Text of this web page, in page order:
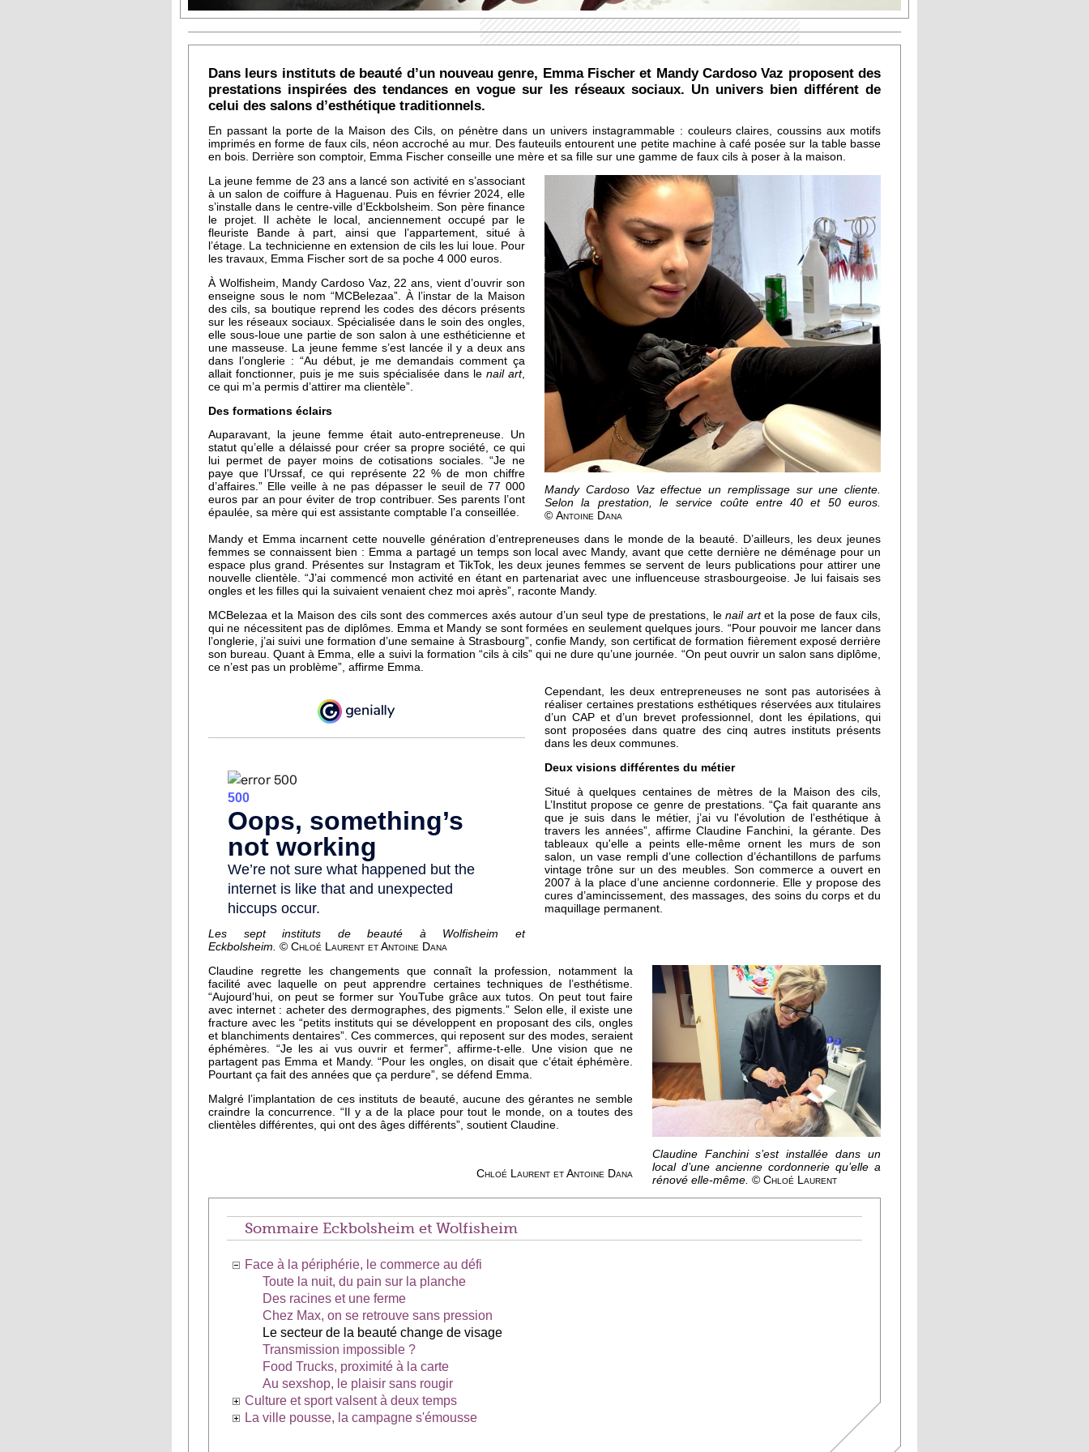
Dans leurs instituts de beauté d’un nouveau genre, Emma Fischer et Mandy Cardoso Vaz proposent des
prestations inspirées des tendances en vogue sur les réseaux sociaux. Un univers bien différent de
celui des salons d’esthétique traditionnels.
En passant la porte de la Maison des Cils, on pénètre dans un univers instagrammable : couleurs claires, coussins aux motifs
imprimés en forme de faux cils, néon accroché au mur. Des fauteuils entourent une petite machine à café posée sur la table basse
en bois. Derrière son comptoir, Emma Fischer conseille une mère et sa fille sur une gamme de faux cils à poser à la maison.
La jeune femme de 23 ans a lancé son activité en s’associant
à un salon de coiffure à Haguenau. Puis en février 2024, elle
s’installe dans le centre-ville d’Eckbolsheim. Son père finance
le projet. Il achète le local, anciennement occupé par le
fleuriste Bande à part, ainsi que l’appartement, situé à
l’étage. La technicienne en extension de cils les lui loue. Pour
les travaux, Emma Fischer sort de sa poche 4 000 euros.
À Wolfisheim, Mandy Cardoso Vaz, 22 ans, vient d’ouvrir son
enseigne sous le nom “MCBelezaa”. À l’instar de la Maison
des cils, sa boutique reprend les codes des décors présents
sur les réseaux sociaux. Spécialisée dans le soin des ongles,
elle sous-loue une partie de son salon à une esthéticienne et
une masseuse. La jeune femme s’est lancée il y a deux ans
dans l’onglerie : “Au début, je me demandais comment ça
allait fonctionner, puis je me suis spécialisée dans le nail art,
ce qui m’a permis d’attirer ma clientèle”.
Des formations éclairs
Auparavant, la jeune femme était auto-entrepreneuse. Un
statut qu’elle a délaissé pour créer sa propre société, ce qui
lui permet de payer moins de cotisations sociales. “Je ne
paye que l’Urssaf, ce qui représente 22 % de mon chiffre
d’affaires.” Elle veille à ne pas dépasser le seuil de 77 000
euros par an pour éviter de trop contribuer. Ses parents l’ont
épaulée, sa mère qui est assistante comptable l’a conseillée.
Mandy Cardoso Vaz effectue un remplissage sur une cliente.
Selon la prestation, le service coûte entre 40 et 50 euros.
© Antoine Dana
Mandy et Emma incarnent cette nouvelle génération d’entrepreneuses dans le monde de la beauté. D’ailleurs, les deux jeunes
femmes se connaissent bien : Emma a partagé un temps son local avec Mandy, avant que cette dernière ne déménage pour un
espace plus grand. Présentes sur Instagram et TikTok, les deux jeunes femmes se servent de leurs publications pour attirer une
nouvelle clientèle. “J’ai commencé mon activité en étant en partenariat avec une influenceuse strasbourgeoise. Je lui faisais ses
ongles et les filles qui la suivaient venaient chez moi après”, raconte Mandy.
MCBelezaa et la Maison des cils sont des commerces axés autour d’un seul type de prestations, lenail artet la pose de faux cils,
qui ne nécessitent pas de diplômes. Emma et Mandy se sont formées en seulement quelques jours. “Pour pouvoir me lancer dans
l’onglerie, j’ai suivi une formation d’une semaine à Strasbourg”, confie Mandy, son certificat de formation fièrement exposé derrière
son bureau. Quant à Emma, elle a suivi la formation “cils à cils” qui ne dure qu’une journée. “On peut ouvrir un salon sans diplôme,
ce n’est pas un problème”, affirme Emma.
Les sept instituts de beauté à Wolfisheim et
Eckbolsheim. © Chloé Laurent et Antoine Dana
Cependant, les deux entrepreneuses ne sont pas autorisées à
réaliser certaines prestations esthétiques réservées aux titulaires
d’un CAP et d’un brevet professionnel, dont les épilations, qui
sont proposées dans quatre des cinq autres instituts présents
dans les deux communes.
Deux visions différentes du métier
Situé à quelques centaines de mètres de la Maison des cils,
L’Institut propose ce genre de prestations. “Ça fait quarante ans
que je suis dans le métier, j’ai vu l'évolution de l’esthétique à
travers les années”, affirme Claudine Fanchini, la gérante. Des
tableaux qu'elle a peints elle-même ornent les murs de son
salon, un vase rempli d’une collection d’échantillons de parfums
vintage trône sur un des meubles. Son commerce a ouvert en
2007 à la place d’une ancienne cordonnerie. Elle y propose des
cures d’amincissement, des massages, des soins du corps et du
maquillage permanent.
Claudine regrette les changements que connaît la profession, notamment la
facilité avec laquelle on peut apprendre certaines techniques de l’esthétisme.
“Aujourd’hui, on peut se former sur YouTube grâce aux tutos. On peut tout faire
avec internet : acheter des dermographes, des pigments.” Selon elle, il existe une
fracture avec les “petits instituts qui se développent en proposant des cils, ongles
et blanchiments dentaires”. Ces commerces, qui reposent sur des modes, seraient
éphémères. “Je les ai vus ouvrir et fermer”, affirme-t-elle. Une vision que ne
partagent pas Emma et Mandy. “Pour les ongles, on disait que c’était éphémère.
Pourtant ça fait des années que ça perdure”, se défend Emma.
Malgré l’implantation de ces instituts de beauté, aucune des gérantes ne semble
craindre la concurrence. “Il y a de la place pour tout le monde, on a toutes des
clientèles différentes, qui ont des âges différents”, soutient Claudine.
Chloé Laurent et Antoine Dana
Claudine Fanchini s’est installée dans un
local d’une ancienne cordonnerie qu’elle a
rénové elle-même. © Chloé Laurent
Sommaire Eckbolsheim et Wolfisheim
Face à la périphérie, le commerce au défi
Toute la nuit, du pain sur la planche
Des racines et une ferme
Chez Max, on se retrouve sans pression
Le secteur de la beauté change de visage
Transmission impossible ?
Food Trucks, proximité à la carte
Au sexshop, le plaisir sans rougir
Culture et sport valsent à deux temps
La ville pousse, la campagne s'émousse